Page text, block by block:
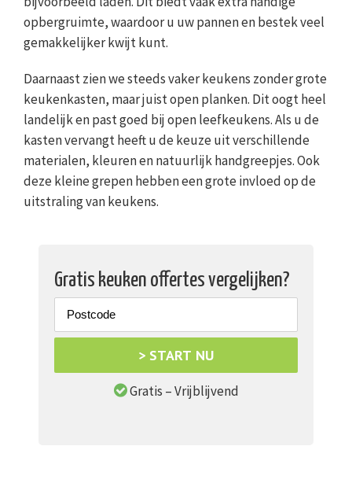
opbergruimte, waardoor u uw pannen en bestek veel
gemakkelijker kwijt kunt.
Daarnaast zien we steeds vaker keukens zonder grote
keukenkasten, maar juist open planken. Dit oogt heel
landelijk en past goed bij open leefkeukens. Als u de
kasten vervangt heeft u de keuze uit verschillende
materialen, kleuren en natuurlijk handgreepjes. Ook
deze kleine grepen hebben een grote invloed op de
uitstraling van keukens.
Gratis keuken offertes vergelijken?
> START NU
Gratis – Vrijblijvend